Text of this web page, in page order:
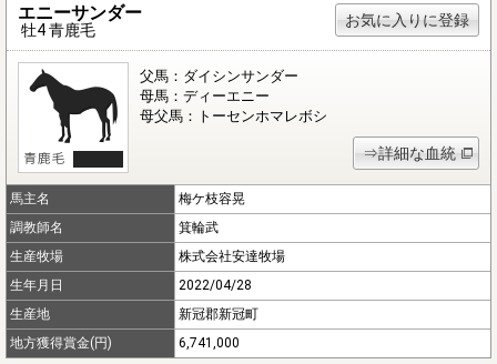
エニーサンダー
牡4 青鹿毛
お気に入りに登録
父馬：ダイシンサンダー
母馬：ディーエニー
母父馬：トーセンホマレボシ
⇒詳細な血統
馬主名
梅ケ枝容晃
調教師名
箕輪武
生産牧場
株式会社安達牧場
生年月日
2022/04/28
生産地
新冠郡新冠町
地方獲得賞金(円)
6,741,000